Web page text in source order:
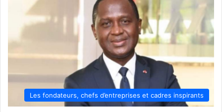
Les fondateurs, chefs d’entreprises et cadres inspirants